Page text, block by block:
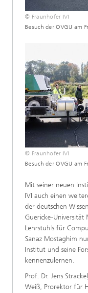
© Fraunhofer IVI
Besuch der OVGU am
© Fraunhofer IVI
Besuch der OVGU am
Mit seiner neuen
IVI auch einen
der deutschen
Guericke-Universität
Lehrstuhls für
Sanaz Mostaghim
Institut und seine
kennenzulernen.
Prof. Dr. Jens
Weiß, Prorektor für